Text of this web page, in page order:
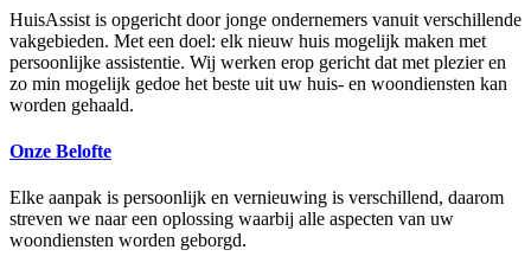
HuisAssist is opgericht door jonge ondernemers vanuit verschillende
vakgebieden. Met een doel: elk nieuw huis mogelijk maken met
persoonlijke assistentie. Wij werken erop gericht dat met plezier en
zo min mogelijk gedoe het beste uit uw huis- en woondiensten kan
worden gehaald.
Onze Belofte
Elke aanpak is persoonlijk en vernieuwing is verschillend, daarom
streven we naar een oplossing waarbij alle aspecten van uw
woondiensten worden geborgd.